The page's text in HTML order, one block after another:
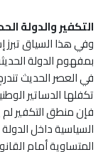
التكفير والدولة
وفي هذا السياق تبرز
بمفهوم الدولة
في العصر الحديث
تكفلها الدساتير
فإن منطق التكفير
السياسية داخل
المتساوية أمام